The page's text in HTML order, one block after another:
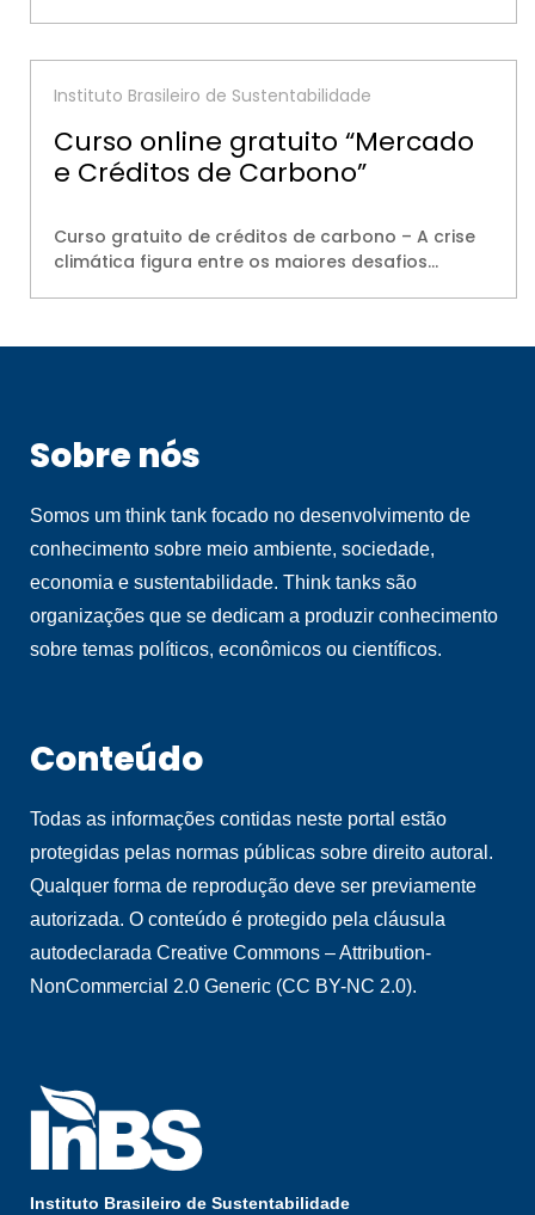
Instituto Brasileiro de Sustentabilidade
Curso online gratuito “Mercado
e Créditos de Carbono”
Curso gratuito de créditos de carbono – A crise
climática figura entre os maiores desafios…
Sobre nós
Somos um think tank focado no desenvolvimento de
conhecimento sobre meio ambiente, sociedade,
economia e sustentabilidade. Think tanks são
organizações que se dedicam a produzir conhecimento
sobre temas políticos, econômicos ou científicos.
Conteúdo
Todas as informações contidas neste portal estão
protegidas pelas normas públicas sobre direito autoral.
Qualquer forma de reprodução deve ser previamente
autorizada. O conteúdo é protegido pela cláusula
autodeclarada Creative Commons – Attribution-
NonCommercial 2.0 Generic (CC BY-NC 2.0).
Instituto Brasileiro de Sustentabilidade